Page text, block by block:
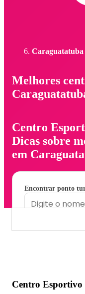
Caraguatatuba
Melhores
Centro
Dicas sobre
em
Encontrar ponto
Centro Esportivo